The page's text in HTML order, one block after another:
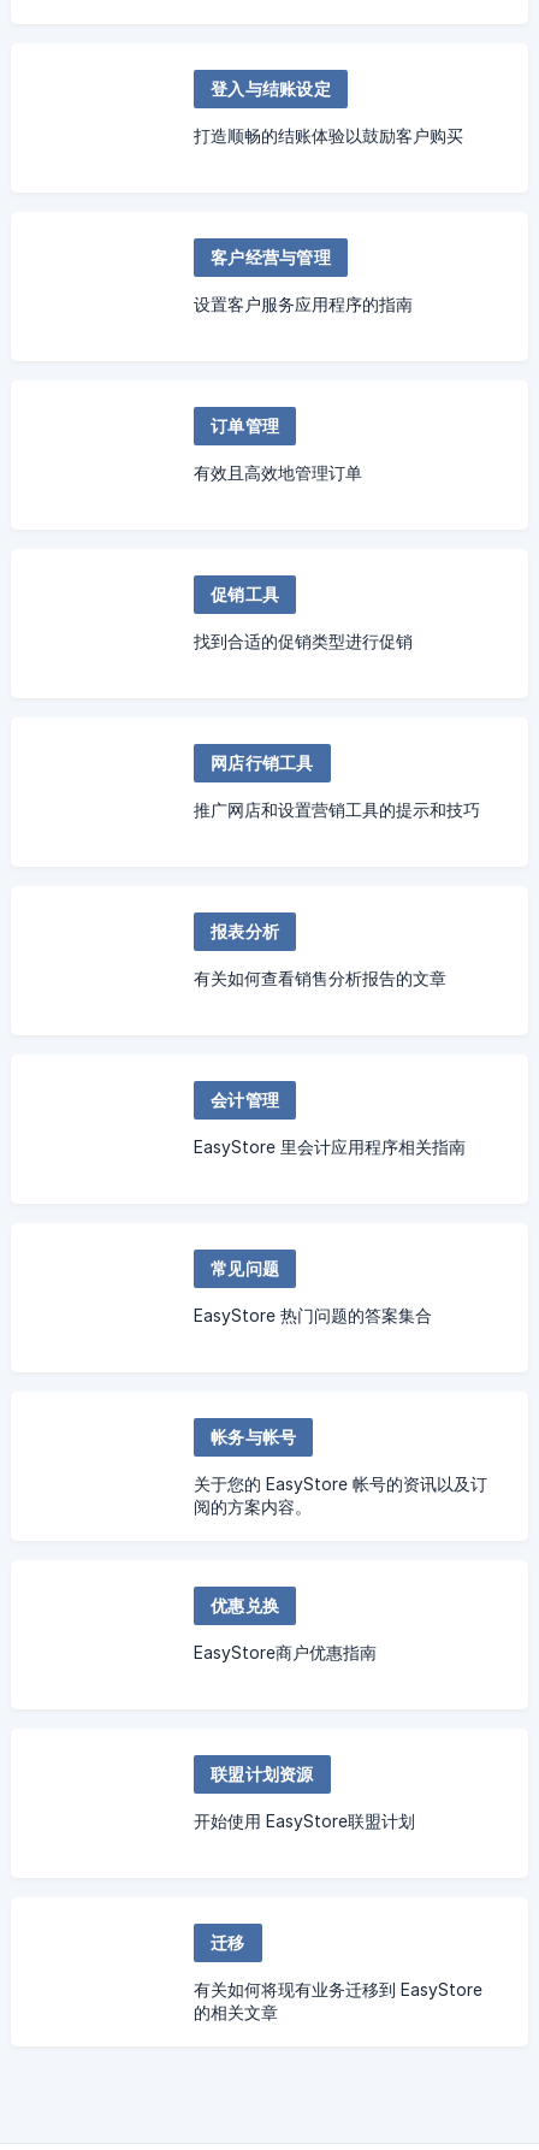
登入与结账设定
打造顺畅的结账体验以鼓励客户购买
客户经营与管理
设置客户服务应用程序的指南
订单管理
有效且高效地管理订单
促销工具
找到合适的促销类型进行促销
网店行销工具
推广网店和设置营销工具的提示和技巧
报表分析
有关如何查看销售分析报告的文章
会计管理
EasyStore 里会计应用程序相关指南
常见问题
EasyStore 热门问题的答案集合
帐务与帐号
关于您的 EasyStore 帐号的资讯以及订
阅的方案内容。
优惠兑换
EasyStore商户优惠指南
联盟计划资源
开始使用 EasyStore联盟计划
迁移
有关如何将现有业务迁移到 EasyStore
的相关文章